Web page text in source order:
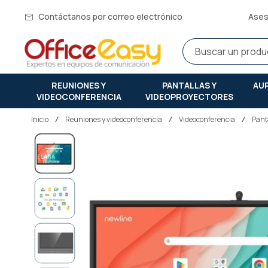
Contáctanos por correo electrónico
REUNIONES Y
VIDEOCONFERENCIA
PANTALLAS Y
VIDEOPROYECTORES
Inicio reuniones y videoconferencia Videoconferencia
Saltar
al
final
de
la
galería
de
imágenes